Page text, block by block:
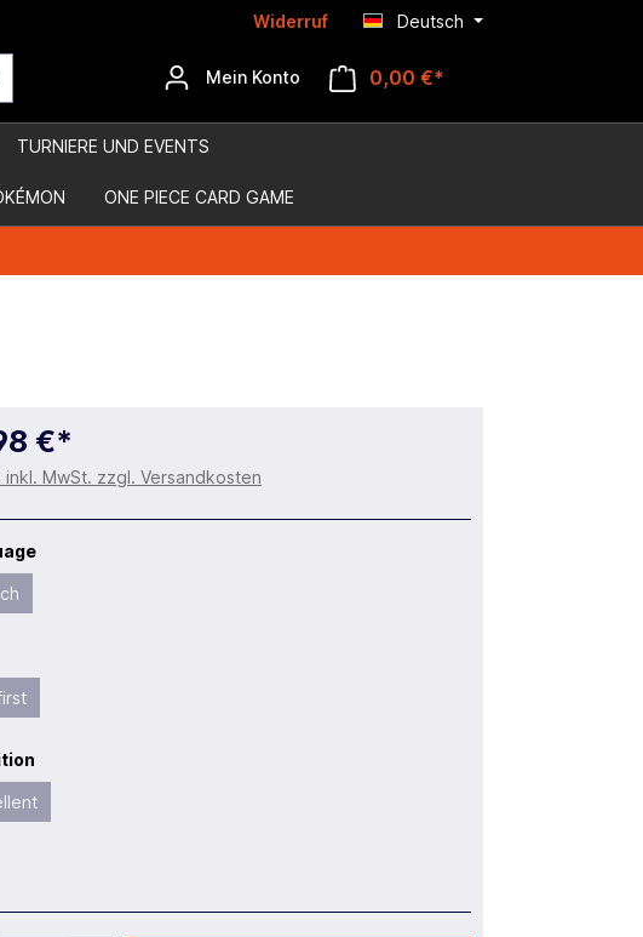
Widerruf Deutsch
Mein Konto 0,00 €*
TURNIERE UND EVENTS
ONE PIECE CARD GAME
€*
inkl. MwSt. zzgl. Versandkosten